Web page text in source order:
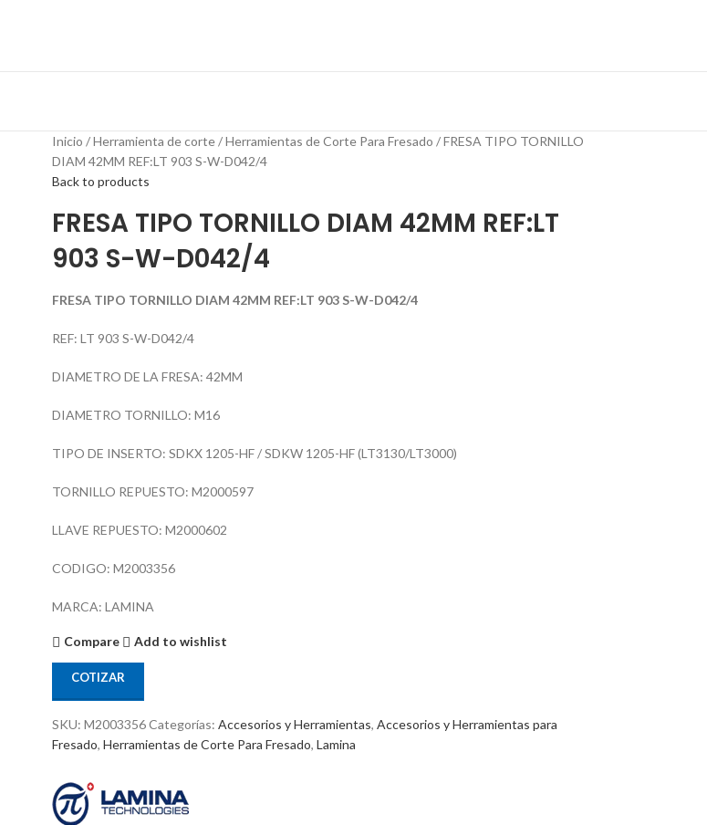
Inicio Herramienta de corte Herramientas de Corte Para Fresado
FRESA TIPO TORNILLO
DIAM 42MM REF:LT 903 S-W-D042/4
Back to products
FRESA TIPO TORNILLO DIAM 42MM REF:LT
903 S-W-D042/4
FRESA TIPO TORNILLO DIAM 42MM REF:LT 903 S-W-D042/4
REF: LT 903 S-W-D042/4
DIAMETRO DE LA FRESA: 42MM
DIAMETRO TORNILLO: M16
TIPO DE INSERTO: SDKX 1205-HF / SDKW 1205-HF (LT3130/LT3000)
TORNILLO REPUESTO: M2000597
LLAVE REPUESTO: M2000602
CODIGO: M2003356
MARCA: LAMINA
Compare Add to wishlist
COTIZAR
SKU: M2003356Categorías: Accesorios y Herramientas, Accesorios y Herramientas para
Fresado, Herramientas de Corte Para Fresado, Lamina